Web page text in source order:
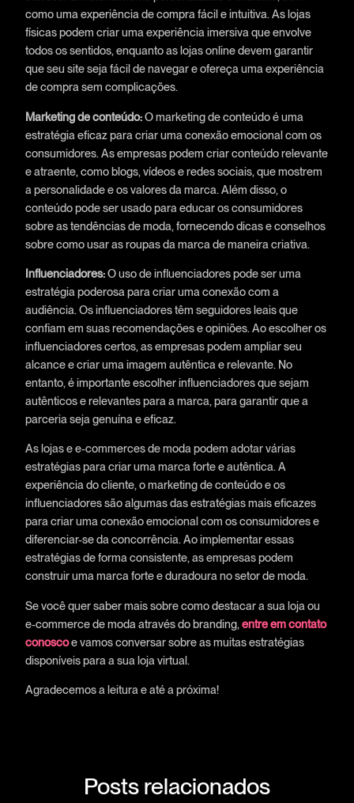
como uma experiência de compra fácil e intuitiva. As lojas
físicas podem criar uma experiência imersiva que envolve
todos os sentidos, enquanto as lojas online devem garantir
que seu site seja fácil de navegar e ofereça uma experiência
de compra sem complicações.
Marketing de conteúdo:O marketing de conteúdo é uma
estratégia eficaz para criar uma conexão emocional com os
consumidores. As empresas podem criar conteúdo relevante
e atraente, como blogs, vídeos e redes sociais, que mostrem
a personalidade e os valores da marca. Além disso, o
conteúdo pode ser usado para educar os consumidores
sobre as tendências de moda, fornecendo dicas e conselhos
sobre como usar as roupas da marca de maneira criativa.
Influenciadores:O uso de influenciadores pode ser uma
estratégia poderosa para criar uma conexão com a
audiência. Os influenciadores têm seguidores leais que
confiam em suas recomendações e opiniões. Ao escolher os
influenciadores certos, as empresas podem ampliar seu
alcance e criar uma imagem autêntica e relevante. No
entanto, é importante escolher influenciadores que sejam
autênticos e relevantes para a marca, para garantir que a
parceria seja genuína e eficaz.
As lojas e e-commerces de moda podem adotar várias
estratégias para criar uma marca forte e autêntica. A
experiência do cliente, o marketing de conteúdo e os
influenciadores são algumas das estratégias mais eficazes
para criar uma conexão emocional com os consumidores e
diferenciar-se da concorrência. Ao implementar essas
estratégias de forma consistente, as empresas podem
construir uma marca forte e duradoura no setor de moda.
Se você quer saber mais sobre como destacar a sua loja ou
e-commerce de moda através do branding, entre em contato
conoscoe vamos conversar sobre as muitas estratégias
disponíveis para a sua loja virtual.
Agradecemos a leitura e até a próxima!
Posts relacionados